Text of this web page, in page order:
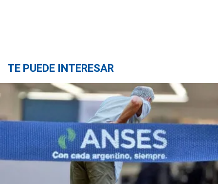
TE PUEDE INTERESAR